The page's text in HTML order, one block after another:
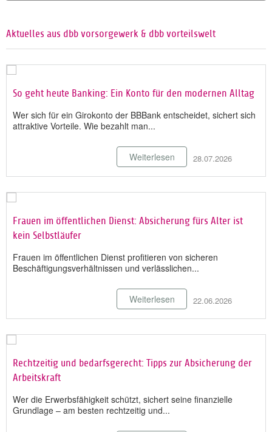
Aktuelles aus dbb vorsorgewerk & dbb vorteilswelt
So geht heute Banking: Ein Konto für den modernen Alltag
Wer sich für ein Girokonto der BBBank entscheidet, sichert sich
attraktive Vorteile. Wie bezahlt man...
28.07.2026
Weiterlesen
Frauen im öffentlichen Dienst: Absicherung fürs Alter ist
kein Selbstläufer
Frauen im öffentlichen Dienst profitieren von sicheren
Beschäftigungsverhältnissen und verlässlichen...
22.06.2026
Weiterlesen
Rechtzeitig und bedarfsgerecht: Tipps zur Absicherung der
Arbeitskraft
Wer die Erwerbsfähigkeit schützt, sichert seine finanzielle
Grundlage – am besten rechtzeitig und...